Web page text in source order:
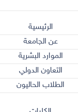
الرئيسية
عن الجامعة
الموارد البشرية
التعاون الدولي
الطلاب الحاليون